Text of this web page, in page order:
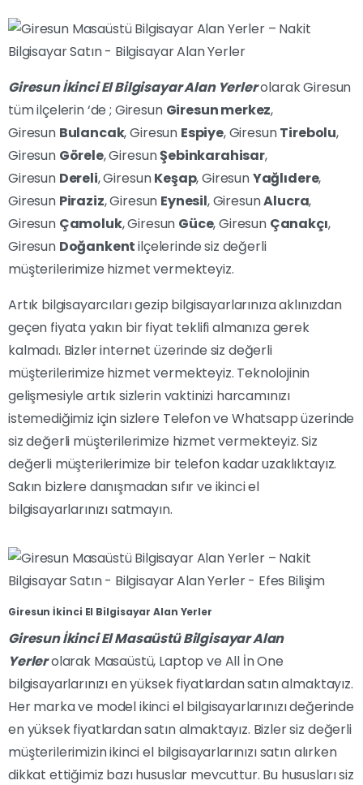
Giresun İkinci El Bilgisayar Alan Yerlerolarak Giresun
tüm ilçelerin ‘de ; Giresun Giresun merkez,
Giresun Bulancak, Giresun Espiye, GiresunTirebolu,
Giresun Görele, GiresunŞebinkarahisar,
Giresun Dereli, GiresunKeşap, GiresunYağlıdere,
Giresun Piraziz, Giresun Eynesil, GiresunAlucra,
Giresun Çamoluk, Giresun Güce, Giresun Çanakçı,
Giresun Doğankentilçelerinde siz değerli
müşterilerimize hizmet vermekteyiz.
Artık bilgisayarcıları gezip bilgisayarlarınıza aklınızdan
geçen fiyata yakın bir fiyat teklifi almanıza gerek
kalmadı. Bizler internet üzerinde siz değerli
müşterilerimize hizmet vermekteyiz. Teknolojinin
gelişmesiyle artık sizlerin vaktinizi harcamınızı
istemediğimiz için sizlere Telefon ve Whatsapp üzerinde
siz değerli müşterilerimize hizmet vermekteyiz. Siz
değerli müşterilerimize bir telefon kadar uzaklıktayız.
Sakın bizlere danışmadan sıfır ve ikinci el
bilgisayarlarınızı satmayın.
Giresun İkinci El Bilgisayar Alan Yerler
Giresun İkinci El Masaüstü Bilgisayar Alan
Yerlerolarak Masaüstü, Laptop ve All İn One
bilgisayarlarınızı en yüksek fiyatlardan satın almaktayız.
Her marka ve model ikinci el bilgisayarlarınızı değerinde
en yüksek fiyatlardan satın almaktayız. Bizler siz değerli
müşterilerimizin ikinci el bilgisayarlarınızı satın alırken
dikkat ettiğimiz bazı hususlar mevcuttur. Bu hususları siz